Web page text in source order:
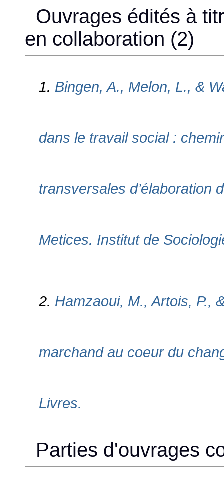
Ouvrages édités à
en collaboration (2)
1. Bingen, A., Melon, L., &
dans le travail social :
transversales d’élaboration
Metices. Institut de
2. Hamzaoui, M., Artois, P.,
marchand au coeur du
Livres.
Parties d'ouvrages